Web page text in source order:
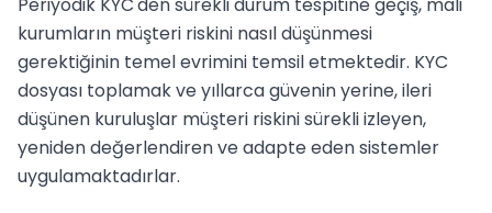
kurumların müşteri riskini nasıl düşünmesi
gerektiğinin temel evrimini temsil etmektedir. KYC
dosyası toplamak ve yıllarca güvenin yerine, ileri
düşünen kuruluşlar müşteri riskini sürekli izleyen,
yeniden değerlendiren ve adapte eden sistemler
uygulamaktadırlar.